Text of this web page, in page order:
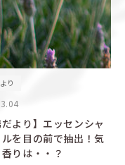
り
だより】エッセンシャ
を目の前で抽出！気
りは・・？